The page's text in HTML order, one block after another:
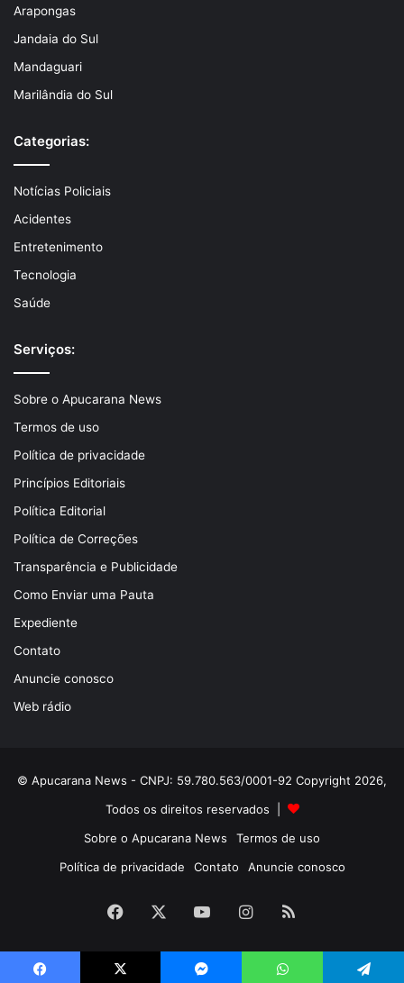
Arapongas
Jandaia do Sul
Mandaguari
Marilândia do Sul
Categorias:
Notícias Policiais
Acidentes
Entretenimento
Tecnologia
Saúde
Serviços:
Sobre o Apucarana News
Termos de uso
Política de privacidade
Princípios Editoriais
Política Editorial
Política de Correções
Transparência e Publicidade
Como Enviar uma Pauta
Expediente
Contato
Anuncie conosco
Web rádio
© Apucarana News - CNPJ: 59.780.563/0001-92 Copyright 2026,
Todos os direitos reservados |
Sobre o Apucarana News
Termos de uso
Política de privacidade
Contato Anuncie conosco
Facebook YouTubeInstagram
RSS